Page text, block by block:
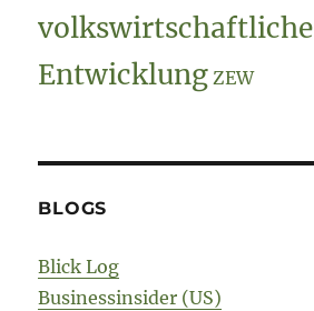
volkswirtschaftliche
Entwicklung ZEW
BLOGS
Blick Log
Businessinsider (US)